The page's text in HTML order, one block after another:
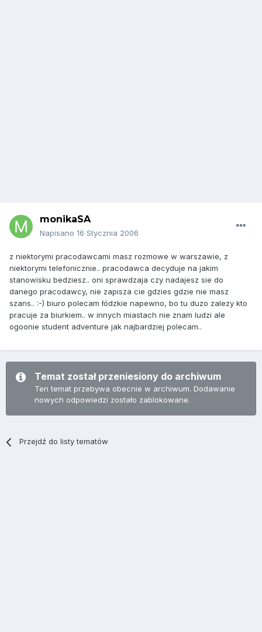
monikaSA
Napisano 16 Stycznia 2006
z niektorymi pracodawcami masz rozmowe w warszawie, z
niektorymi telefonicznie.. pracodawca decyduje na jakim
stanowisku bedziesz.. oni sprawdzaja czy nadajesz sie do
danego pracodawcy, nie zapisza cie gdzies gdzie nie masz
szans.. :-) biuro polecam łódzkie napewno, bo tu duzo zalezy kto
pracuje za biurkiem.. w innych miastach nie znam ludzi ale
ogoonie student adventure jak najbardziej polecam..
Temat został przeniesiony do archiwum
Ten temat przebywa obecnie w archiwum. Dodawanie
nowych odpowiedzi zostało zablokowane.
Przejdź do listy tematów